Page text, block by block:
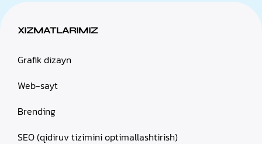
XIZMATLARIMIZ
Grafik dizayn
Web-sayt
Brending
SEO (qidiruv tizimini optimallashtirish)